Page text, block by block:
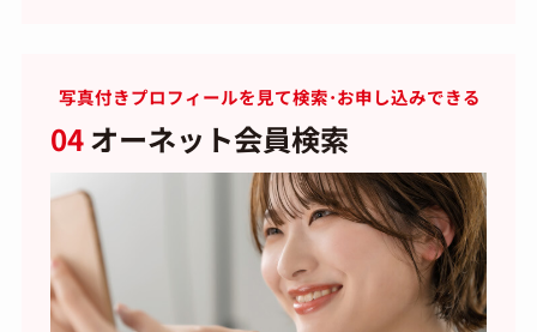
写真付きプロフィールを見て検索･お申し込みできる
04オーネット会員検索